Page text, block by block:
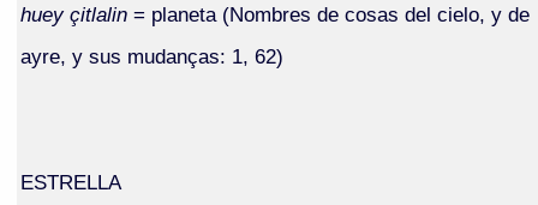
huey çitlalin = planeta (Nombres de cosas del cielo, y de
ayre, y sus mudanças: 1, 62)
ESTRELLA